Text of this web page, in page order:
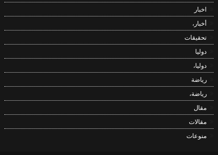
اخبار
أخبار،
تحقيقات
دوليا
دوليا،
رياضة
رياضة،
مقال
مقالات
منوعات